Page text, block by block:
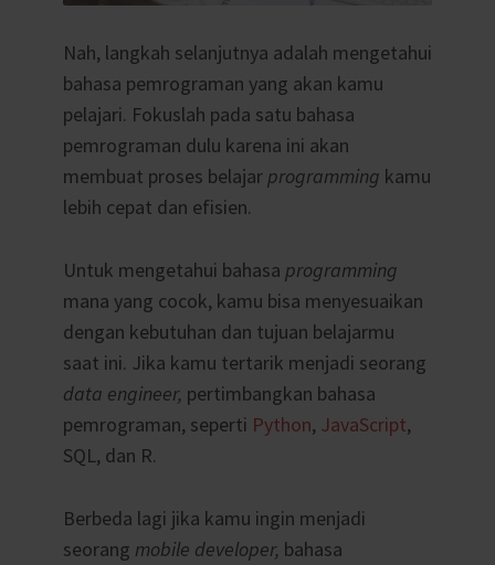
Nah, langkah selanjutnya adalah mengetahui
bahasa pemrograman yang akan kamu
pelajari. Fokuslah pada satu bahasa
pemrograman dulu karena ini akan
membuat proses belajar programming kamu
lebih cepat dan efisien.
Untuk mengetahui bahasa programming
mana yang cocok, kamu bisa menyesuaikan
dengan kebutuhan dan tujuan belajarmu
saat ini. Jika kamu tertarik menjadi seorang
data engineer, pertimbangkan bahasa
pemrograman, seperti Python, JavaScript,
SQL, dan R.
Berbeda lagi jika kamu ingin menjadi
seorang mobile developer, bahasa